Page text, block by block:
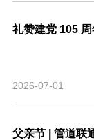
2026-07-01
父亲节 | 管道联